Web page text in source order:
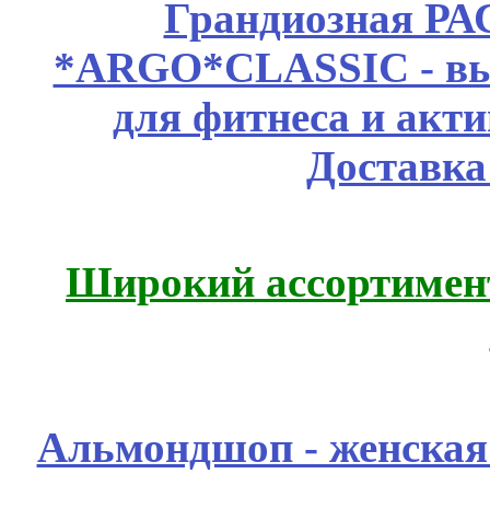
Грандиозная
*ARGO*CLASSIC -
для фитнеса и
Широкий
Альмондшоп -